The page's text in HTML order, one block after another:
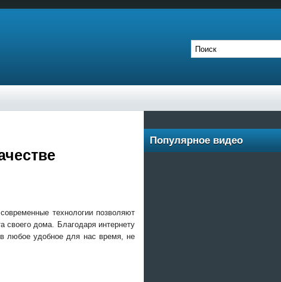
технологии позволяют
дома. Благодаря интернету
любое удобное для нас время, не
Популярное видео